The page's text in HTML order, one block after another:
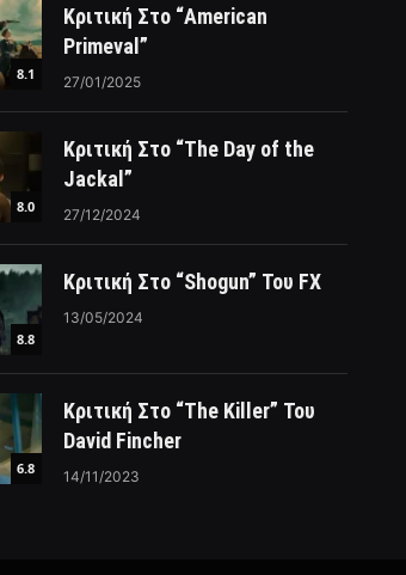
8.1
Κριτική Στο “American
Primeval”
27/01/2025
8.0
Κριτική Στο “The Day of the
Jackal”
27/12/2024
8.8
Κριτική Στο “Shogun” Του FX
13/05/2024
6.8
Κριτική Στο “The Killer” Του
David Fincher
14/11/2023